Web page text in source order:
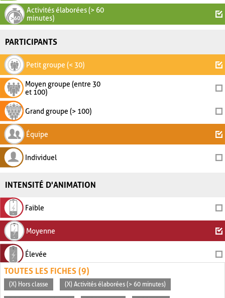
Activités élaborées (> 60
minutes)
PARTICIPANTS
Petit groupe (< 30)
Moyen groupe (entre 30
et 100)
Grand groupe (> 100)
Équipe
Individuel
INTENSITÉ D'ANIMATION
Faible
Moyenne
Élevée
TOUTES LES FICHES (9)
(X) Hors classe (X) Activités élaborées (> 60 minutes)